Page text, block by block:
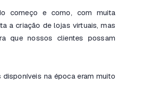
começo e como, com muita
a criação de lojas virtuais, mas
que nossos clientes possam
na época eram muito